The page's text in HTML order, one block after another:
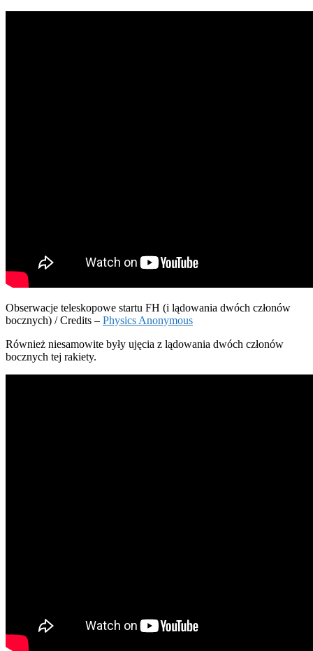
Obserwacje teleskopowe startu FH (i lądowania dwóch członów
bocznych) / Credits – Physics Anonymous
Również niesamowite były ujęcia z lądowania dwóch członów
bocznych tej rakiety.